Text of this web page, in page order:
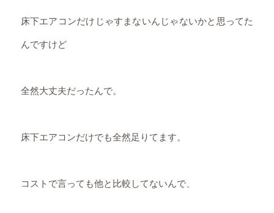
床下エアコンだけじゃすまないんじゃないかと思ってた
んですけど
全然大丈夫だったんで。
床下エアコンだけでも全然足りてます。
コストで言っても他と比較してないんで、